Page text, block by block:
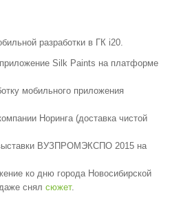
разработки в ГК i20.
Silk Paints на платформе
мобильного приложения
Норинга (доставка чистой
ВУЗПРОМЭКСПО 2015 на
ко дню города Новосибирской
снял сюжет.